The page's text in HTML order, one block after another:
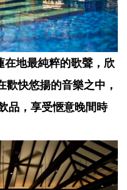
在地最純粹的歌聲，欣
歡快悠揚的音樂之中，
品，享受愜意晚間時